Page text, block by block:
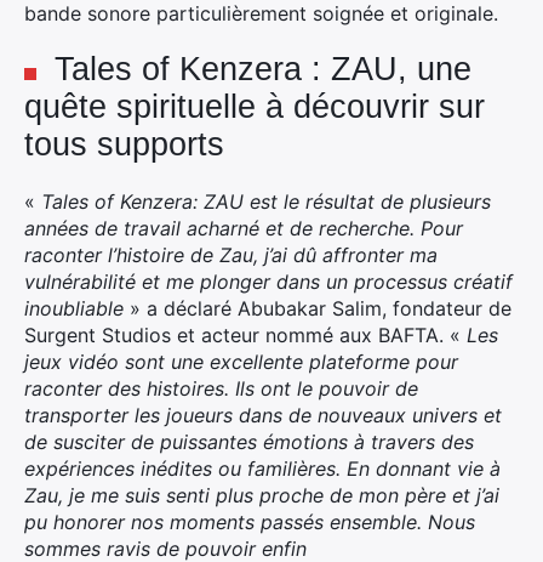
bande sonore particulièrement soignée et originale.
Tales of Kenzera : ZAU, une
quête spirituelle à découvrir sur
tous supports
« Tales of Kenzera: ZAU est le résultat de plusieurs
années de travail acharné et de recherche. Pour
raconter l’histoire de Zau, j’ai dû affronter ma
vulnérabilité et me plonger dans un processus créatif
inoubliable » a déclaré Abubakar Salim, fondateur de
Surgent Studios et acteur nommé aux BAFTA. « Les
jeux vidéo sont une excellente plateforme pour
raconter des histoires. Ils ont le pouvoir de
transporter les joueurs dans de nouveaux univers et
de susciter de puissantes émotions à travers des
expériences inédites ou familières. En donnant vie à
Zau, je me suis senti plus proche de mon père et j’ai
pu honorer nos moments passés ensemble. Nous
sommes ravis de pouvoir enfin